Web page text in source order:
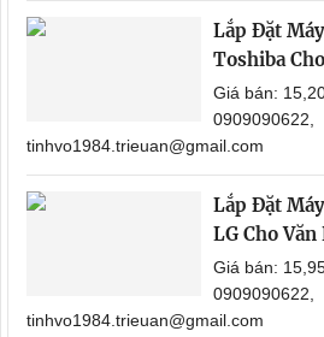
Lắp Đặt
Toshiba
Giá bán:
0909090622,
tinhvo1984.trieuan@gmail.com
Lắp Đặt
LG Cho
Giá bán:
0909090622,
tinhvo1984.trieuan@gmail.com